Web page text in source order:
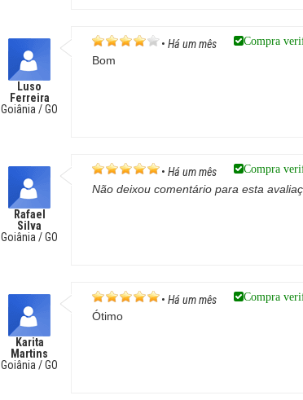
Luso
Ferreira
Goiânia / GO
• Há um mês Compra
Bom
Rafael
Silva
Goiânia / GO
• Há um mês Compra
Não deixou comentário para esta
Karita
Martins
Goiânia / GO
• Há um mês Compra
Ótimo